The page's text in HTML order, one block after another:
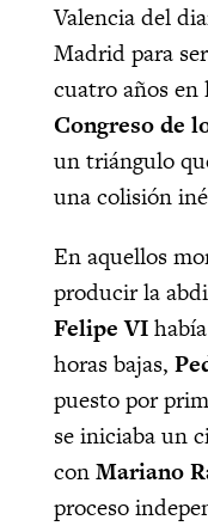
Valencia del
Madrid para
cuatro años en
Congreso de
un triángulo
una colisión
En aquellos
producir la
Felipe VI
horas bajas,
puesto por
se iniciaba un
conMariano
proceso